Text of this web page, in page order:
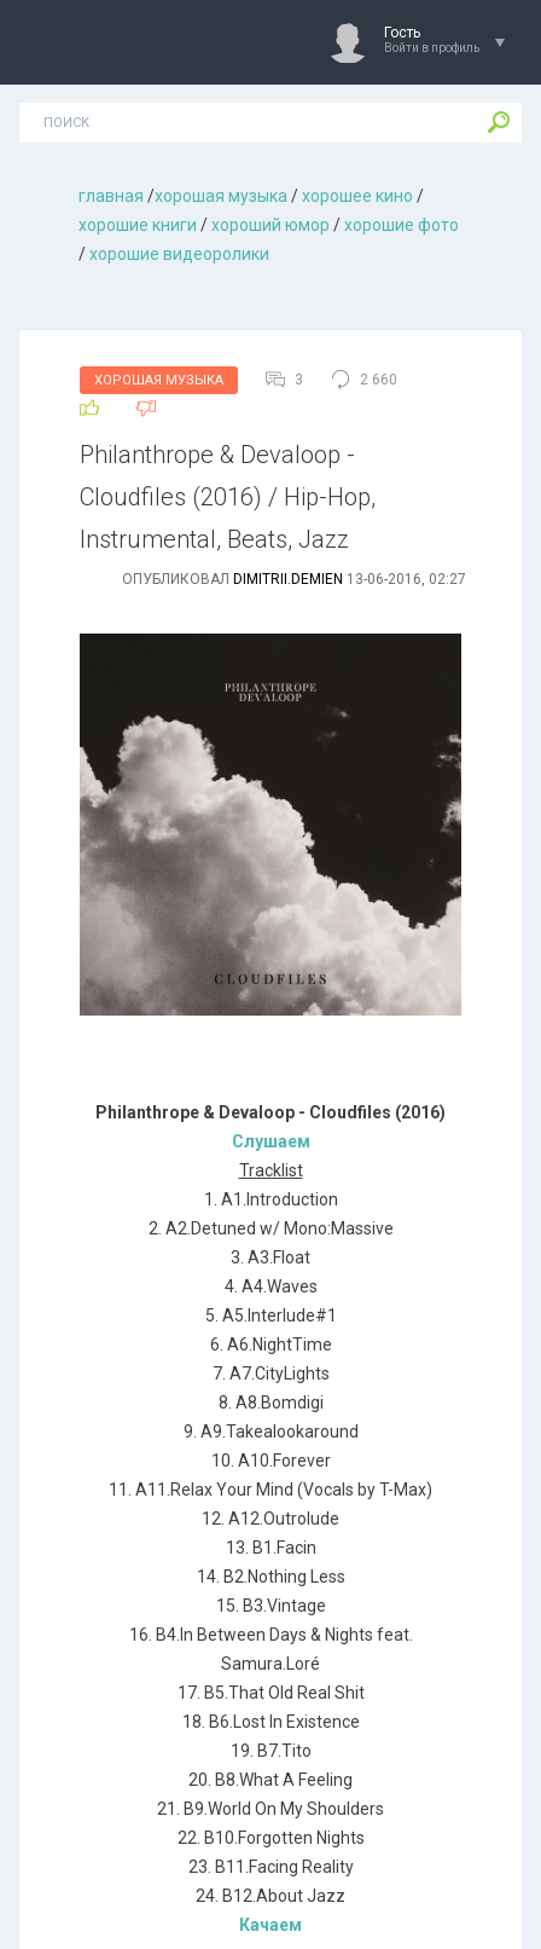
Гость
Войти в профиль
главная /хорошая музыкa /хорошее кино /
хорошие книги /хороший юмор /хорошие фото
/хорошие видеоролики
ХОРОШАЯ МУЗЫКА 3 2 660
Philanthrope & Devaloop -
Cloudfiles (2016) / Hip-Hop,
Instrumental, Beats, Jazz
ОПУБЛИКОВАЛ DIMITRII.DEMIEN 13-06-2016, 02:27
Philanthrope & Devaloop - Cloudfiles (2016)
Слушаем
Tracklist
1. A1.Introduction
2. A2.Detuned w/ Mono:Massive
3. A3.Float
4. A4.Waves
5. A5.Interlude#1
6. A6.NightTime
7. A7.CityLights
8. A8.Bomdigi
9. A9.Takealookaround
10. A10.Forever
11. A11.Relax Your Mind (Vocals by T-Max)
12. A12.Outrolude
13. B1.Facin
14. B2.Nothing Less
15. B3.Vintage
16. B4.In Between Days & Nights feat.
Samura.Loré
17. B5.That Old Real Shit
18. B6.Lost In Existence
19. B7.Tito
20. B8.What A Feeling
21. B9.World On My Shoulders
22. B10.Forgotten Nights
23. B11.Facing Reality
24. B12.About Jazz
Качаем